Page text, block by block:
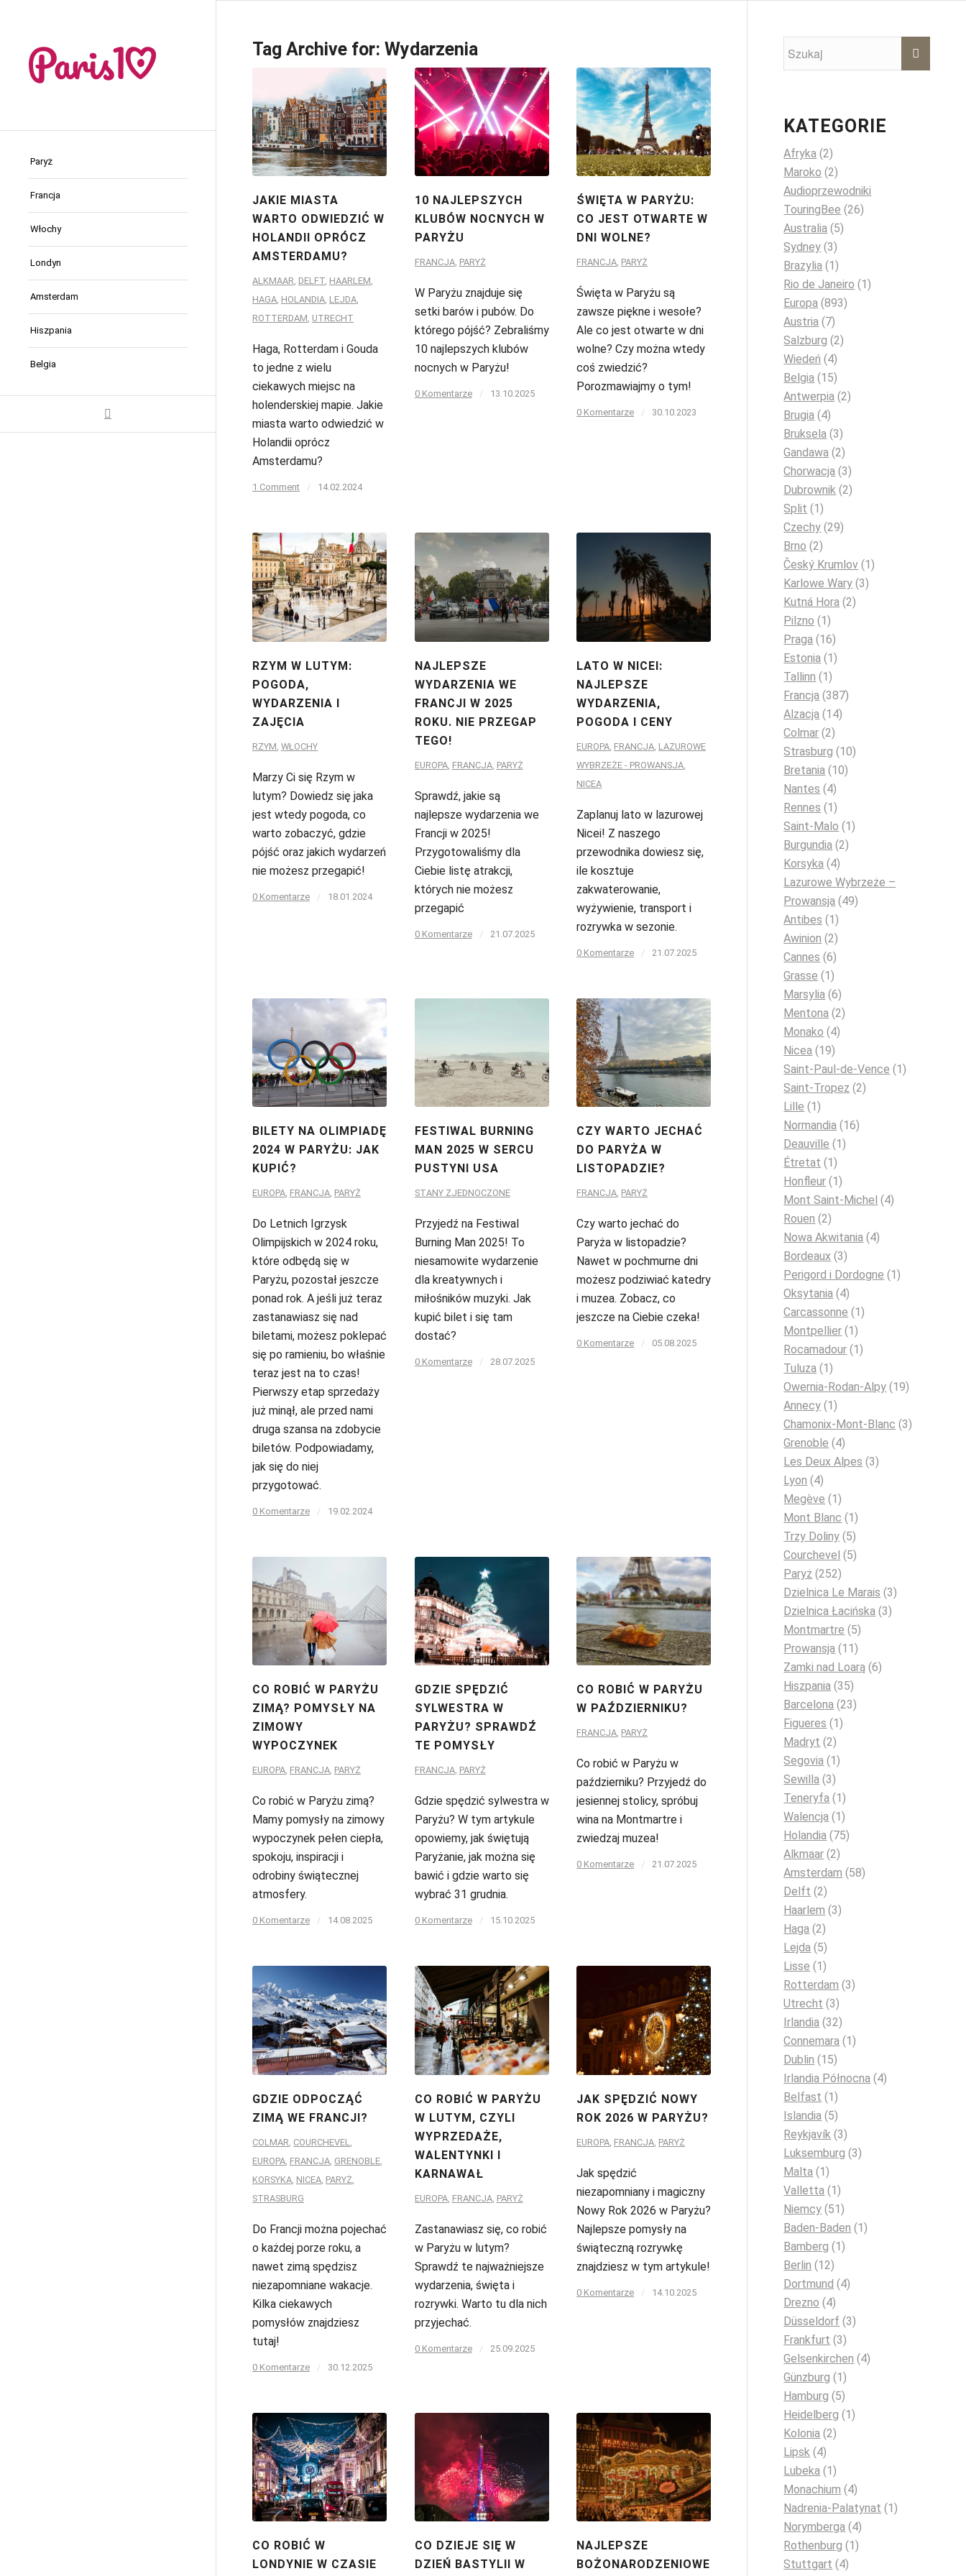
Paryż
Francja
Włochy
Londyn
Amsterdam
Hiszpania
Belgia
Tag Archive for: Wydarzenia
JAKIE MIASTA
WARTO ODWIEDZIĆ W
HOLANDII OPRÓCZ
AMSTERDAMU?
ALKMAAR, DELFT, HAARLEM,
HAGA, HOLANDIA, LEJDA,
ROTTERDAM, UTRECHT
Haga, Rotterdam i Gouda
to jedne z wielu
ciekawych miejsc na
holenderskiej mapie. Jakie
miasta warto odwiedzić w
Holandii oprócz
Amsterdamu?
1 Comment / 14.02.2024
10 NAJLEPSZYCH
KLUBÓW NOCNYCH W
PARYŻU
FRANCJA, PARYŻ
W Paryżu znajduje się
setki barów i pubów. Do
którego pójść? Zebraliśmy
10 najlepszych klubów
nocnych w Paryżu!
0 Komentarze / 13.10.2025
ŚWIĘTA W PARYŻU:
CO JEST OTWARTE W
DNI WOLNE?
FRANCJA, PARYŻ
Święta w Paryżu są
zawsze piękne i wesołe?
Ale co jest otwarte w dni
wolne? Czy można wtedy
coś zwiedzić?
Porozmawiajmy o tym!
0 Komentarze / 30.10.2023
RZYM W LUTYM:
POGODA,
WYDARZENIA I
ZAJĘCIA
RZYM WŁOCHY
Marzy Ci się Rzym w
lutym? Dowiedz się jaka
jest wtedy pogoda, co
warto zobaczyć, gdzie
pójść oraz jakich wydarzeń
nie możesz przegapić!
0 Komentarze / 18.01.2024
NAJLEPSZE
WYDARZENIA WE
FRANCJI W 2025
ROKU. NIE PRZEGAP
TEGO!
EUROPA, FRANCJA, PARYŻ
Sprawdź, jakie są
najlepsze wydarzenia we
Francji w 2025!
Przygotowaliśmy dla
Ciebie listę atrakcji,
których nie możesz
przegapić
0 Komentarze / 21.07.2025
LATO W NICEI:
NAJLEPSZE
WYDARZENIA,
POGODA I CENY
EUROPA FRANCJA LAZUROWE
WYBRZEŻE - PROWANSJA
NICEA
Zaplanuj lato w lazurowej
Nicei! Z naszego
przewodnika dowiesz się,
ile kosztuje
zakwaterowanie,
wyżywienie, transport i
rozrywka w sezonie.
0 Komentarze / 21.07.2025
BILETY NA OLIMPIADĘ
2024 W PARYŻU: JAK
KUPIĆ?
EUROPA FRANCJA PARYŻ
Do Letnich Igrzysk
Olimpijskich w 2024 roku,
które odbędą się w
Paryżu, pozostał jeszcze
ponad rok. A jeśli już teraz
zastanawiasz się nad
biletami, możesz poklepać
się po ramieniu, bo właśnie
teraz jest na to czas!
Pierwszy etap sprzedaży
już minął, ale przed nami
druga szansa na zdobycie
biletów. Podpowiadamy,
jak się do niej
przygotować.
0 Komentarze / 19.02.2024
FESTIWAL BURNING
MAN 2025 W SERCU
PUSTYNI USA
STANY ZJEDNOCZONE
Przyjedź na Festiwal
Burning Man 2025! To
niesamowite wydarzenie
dla kreatywnych i
miłośników muzyki. Jak
kupić bilet i się tam
dostać?
0 Komentarze / 28.07.2025
CZY WARTO JECHAĆ
DO PARYŻA W
LISTOPADZIE?
FRANCJA PARYŻ
Czy warto jechać do
Paryża w listopadzie?
Nawet w pochmurne dni
możesz podziwiać katedry
i muzea. Zobacz, co
jeszcze na Ciebie czeka!
0 Komentarze / 05.08.2025
CO ROBIĆ W PARYŻU
ZIMĄ? POMYSŁY NA
ZIMOWY
WYPOCZYNEK
EUROPA, FRANCJA, PARYŻ
Co robić w Paryżu zimą?
Mamy pomysły na zimowy
wypoczynek pełen ciepła,
spokoju, inspiracji i
odrobiny świątecznej
atmosfery.
0 Komentarze / 14.08.2025
GDZIE SPĘDZIĆ
SYLWESTRA W
PARYŻU? SPRAWDŹ
TE POMYSŁY
FRANCJA, PARYŻ
Gdzie spędzić sylwestra w
Paryżu? W tym artykule
opowiemy, jak świętują
Paryżanie, jak można się
bawić i gdzie warto się
wybrać 31 grudnia.
0 Komentarze / 15.10.2025
CO ROBIĆ W PARYŻU
W PAŹDZIERNIKU?
FRANCJA, PARYŻ
Co robić w Paryżu w
październiku? Przyjedź do
jesiennej stolicy, spróbuj
wina na Montmartre i
zwiedzaj muzea!
0 Komentarze / 21.07.2025
GDZIE ODPOCZĄĆ
ZIMĄ WE FRANCJI?
COLMAR COURCHEVEL
EUROPA FRANCJA GRENOBLE
KORSYKA NICEA PARYŻ
STRASBURG
Do Francji można pojechać
o każdej porze roku, a
nawet zimą spędzisz
niezapomniane wakacje.
Kilka ciekawych
pomysłów znajdziesz
tutaj!
0 Komentarze / 30.12.2025
CO ROBIĆ W PARYŻU
W LUTYM, CZYLI
WYPRZEDAŻE,
WALENTYNKI I
KARNAWAŁ
EUROPA, FRANCJA, PARYŻ
Zastanawiasz się, co robić
w Paryżu w lutym?
Sprawdź te najważniejsze
wydarzenia, święta i
rozrywki. Warto tu dla nich
przyjechać.
0 Komentarze / 25.09.2025
JAK SPĘDZIĆ NOWY
ROK 2026 W PARYŻU?
EUROPA FRANCJA PARYŻ
Jak spędzić
niezapomniany i magiczny
Nowy Rok 2026 w Paryżu?
Najlepsze pomysły na
świąteczną rozrywkę
znajdziesz w tym artykule!
0 Komentarze / 14.10.2025
CO ROBIĆ W
LONDYNIE W CZASIE
CO DZIEJE SIĘ W
DZIEŃ BASTYLII W
NAJLEPSZE
BOŻONARODZENIOWE
KATEGORIE
Afryka (2)
Maroko (2)
Audioprzewodniki
TouringBee (26)
Australia (5)
Sydney (3)
Brazylia (1)
Rio de Janeiro (1)
Europa (893)
Austria (7)
Salzburg (2)
Wiedeń (4)
Belgia (15)
Antwerpia (2)
Brugia (4)
Bruksela (3)
Gandawa (2)
Chorwacja (3)
Dubrownik (2)
Split (1)
Czechy (29)
Brno (2)
Český Krumlov (1)
Karlowe Wary (3)
Kutná Hora (2)
Pilzno (1)
Praga (16)
Estonia (1)
Tallinn (1)
Francja (387)
Alzacja (14)
Colmar (2)
Strasburg (10)
Bretania (10)
Nantes (4)
Rennes (1)
Saint-Malo (1)
Burgundia (2)
Korsyka (4)
Lazurowe Wybrzeże –
Prowansja (49)
Antibes (1)
Awinion (2)
Cannes (6)
Grasse (1)
Marsylia (6)
Mentona (2)
Monako (4)
Nicea (19)
Saint-Paul-de-Vence (1)
Saint-Tropez (2)
Lille (1)
Normandia (16)
Deauville (1)
Étretat (1)
Honfleur (1)
Mont Saint-Michel (4)
Rouen (2)
Nowa Akwitania (4)
Bordeaux (3)
Perigord i Dordogne (1)
Oksytania (4)
Carcassonne (1)
Montpellier (1)
Rocamadour (1)
Tuluza (1)
Owernia-Rodan-Alpy (19)
Annecy (1)
Chamonix-Mont-Blanc (3)
Grenoble (4)
Les Deux Alpes (3)
Lyon (4)
Megève (1)
Mont Blanc (1)
Trzy Doliny (5)
Courchevel (5)
Paryż (252)
Dzielnica Le Marais (3)
Dzielnica Łacińska (3)
Montmartre (5)
Prowansja (11)
Zamki nad Loarą (6)
Hiszpania (35)
Barcelona (23)
Figueres (1)
Madryt (2)
Segovia (1)
Sewilla (3)
Teneryfa (1)
Walencja (1)
Holandia (75)
Alkmaar (2)
Amsterdam (58)
Delft (2)
Haarlem (3)
Haga (2)
Lejda (5)
Lisse (1)
Rotterdam (3)
Utrecht (3)
Irlandia (32)
Connemara (1)
Dublin (15)
Irlandia Północna (4)
Belfast (1)
Islandia (5)
Reykjavík (3)
Luksemburg (3)
Malta (1)
Valletta (1)
Niemcy (51)
Baden-Baden (1)
Bamberg (1)
Berlin (12)
Dortmund (4)
Drezno (4)
Düsseldorf (3)
Frankfurt (3)
Gelsenkirchen (4)
Günzburg (1)
Hamburg (5)
Heidelberg (1)
Kolonia (2)
Lipsk (4)
Lubeka (1)
Monachium (4)
Nadrenia-Palatynat (1)
Norymberga (4)
Rothenburg (1)
Stuttgart (4)